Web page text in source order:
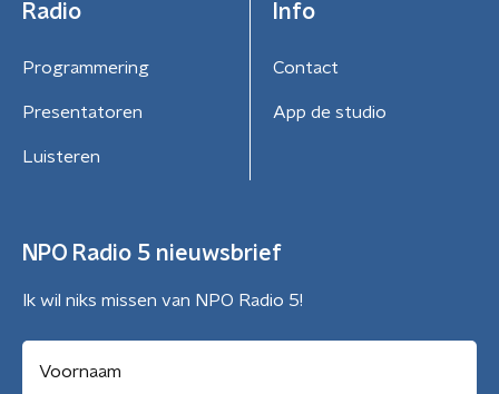
Radio
Programmering
Presentatoren
Luisteren
Info
Contact
App de studio
NPO Radio 5 nieuwsbrief
Ik wil niks missen van NPO Radio 5!